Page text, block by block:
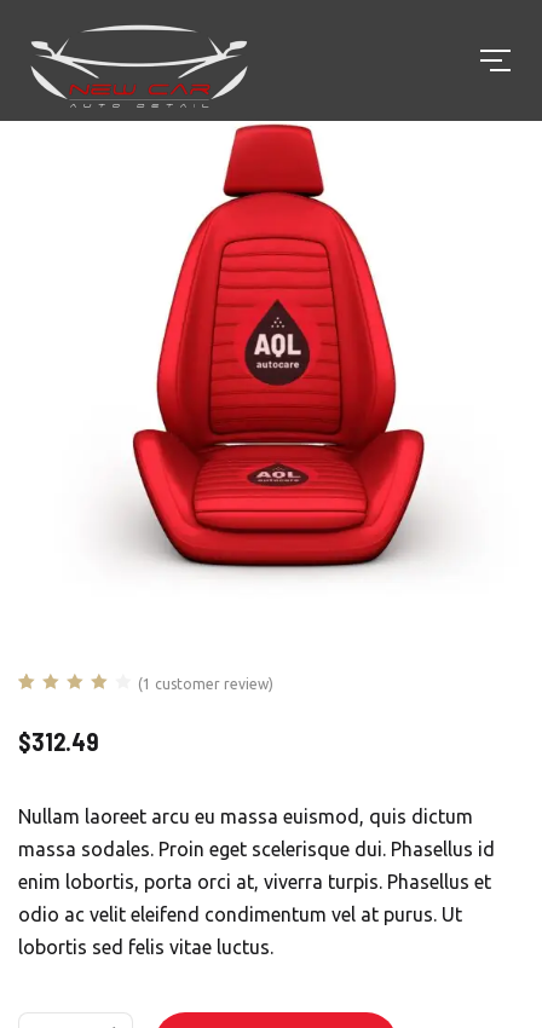
out of 5
based on
(1 customer review)
$312.49
Nullam laoreet arcu eu massa euismod, quis dictum
massa sodales. Proin eget scelerisque dui. Phasellus id
enim lobortis, porta orci at, viverra turpis. Phasellus et
odio ac velit eleifend condimentum vel at purus. Ut
lobortis sed felis vitae luctus.